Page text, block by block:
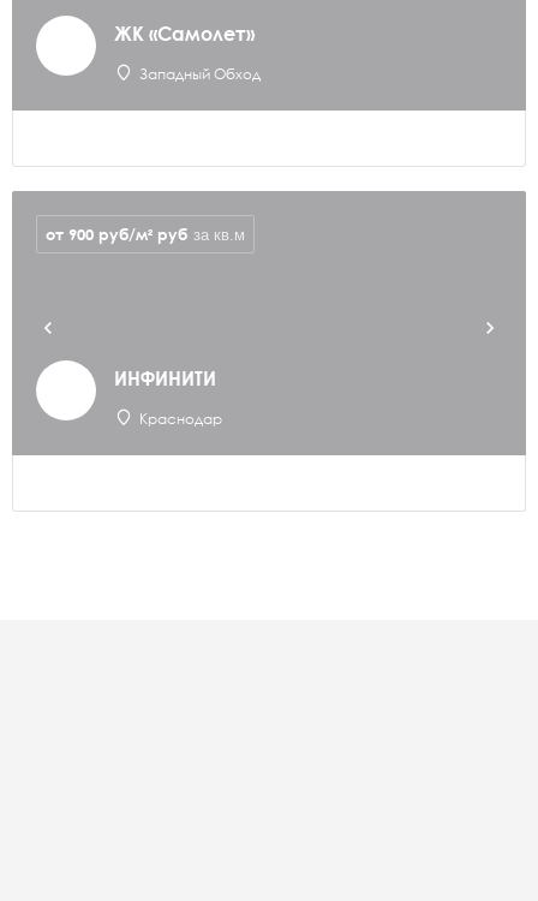
ЖК «Самолет»
Западный Обход
ИНФИНИТИ
Краснодар
от 900 руб/м² руб за кв.м